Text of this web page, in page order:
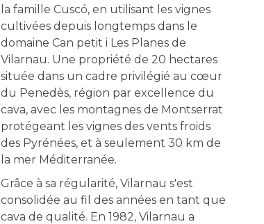
la famille Cuscó, en utilisant les vignes
cultivées depuis longtemps dans le
domaine Can petit i Les Planes de
Vilarnau. Une propriété de 20 hectares
située dans un cadre privilégié au cœur
du Penedès, région par excellence du
cava, avec les montagnes de Montserrat
protégeant les vignes des vents froids
des Pyrénées, et à seulement 30 km de
la mer Méditerranée.
Grâce à sa régularité, Vilarnau s'est
consolidée au fil des années en tant que
cava de qualité. En 1982, Vilarnau a